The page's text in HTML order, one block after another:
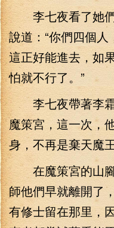
李七夜看了她們
說道：“你們四個人
這正好能進去，如
怕就不行了。”
李七夜帶著李霜
魔策宮，這一次，
身，不再是棄天魔王
在魔策宮的山腳
師他們早就離開了
有修士留在那里，